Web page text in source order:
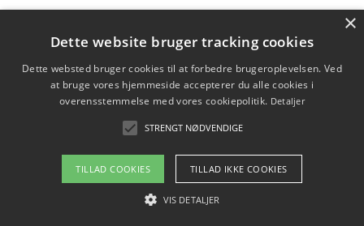
Hvordan kan gaver til unge voksne støtte bevarelsen
Copyright 2026 - Pilanto Aps
Om / kontakt
Blog Betingelser
×
Dette website bruger tracking cookies
Dette websted bruger cookies til at forbedre brugeroplevelsen. Ved
at bruge vores hjemmeside accepterer du alle cookies i
overensstemmelse med vores cookiepolitik. Detaljer
STRENGT NØDVENDIGE
TILLAD COOKIES TILLAD IKKE COOKIES
VIS DETALJER